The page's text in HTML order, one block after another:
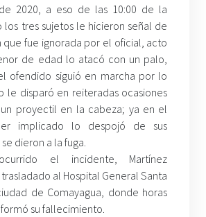
2020, a eso de las 10:00 de la
los tres sujetos le hicieron señal de
que fue ignorada por el oficial, acto
de edad lo atacó con un palo,
ofendido siguió en marcha por lo
le disparó en reiteradas ocasiones
proyectil en la cabeza; ya en el
implicado lo despojó de sus
dieron a la fuga.
el incidente, Martínez
al Hospital General Santa
de Comayagua, donde horas
su fallecimiento.